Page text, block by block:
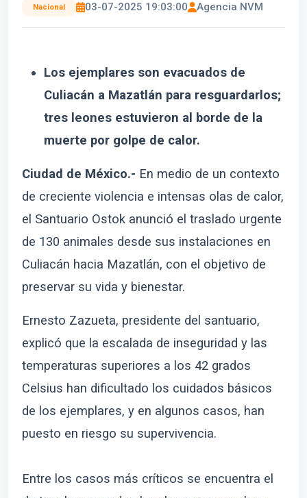
Nacional 03-07-2025 19:03:00 Agencia NVM
Los ejemplares son evacuados de
Culiacán a Mazatlán para resguardarlos;
tres leones estuvieron al borde de la
muerte por golpe de calor.
Ciudad de México.- En medio de un contexto
de creciente violencia e intensas olas de calor,
el Santuario Ostok anunció el traslado urgente
de 130 animales desde sus instalaciones en
Culiacán hacia Mazatlán, con el objetivo de
preservar su vida y bienestar.
Ernesto Zazueta, presidente del santuario,
explicó que la escalada de inseguridad y las
temperaturas superiores a los 42 grados
Celsius han dificultado los cuidados básicos
de los ejemplares, y en algunos casos, han
puesto en riesgo su supervivencia.
Entre los casos más críticos se encuentra el